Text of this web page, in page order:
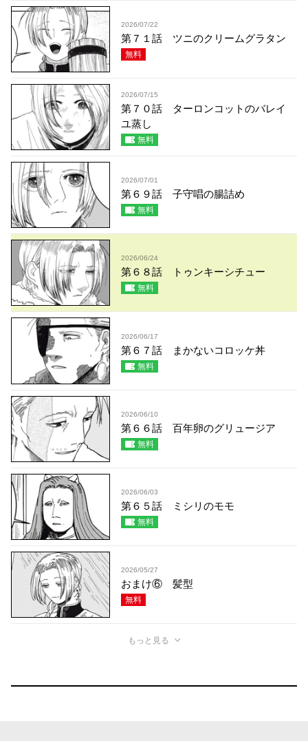
2026/07/22
第７１話 ツニのクリームグラタン
無料
2026/07/15
第７０話 ターロンコットのバレイ
ユ蒸し
無料
2026/07/01
第６９話 子守唱の腸詰め
無料
2026/06/24
第６８話 トゥンキーシチュー
無料
2026/06/17
第６７話 まかないコロッケ丼
無料
2026/06/10
第６６話 百年卵のグリュージア
無料
2026/06/03
第６５話 ミシリのモモ
無料
2026/05/27
おまけ⑥ 髪型
無料
もっと見る